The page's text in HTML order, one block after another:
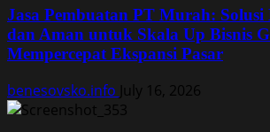
Jasa Pembuatan PT Murah: Solusi
dan Aman untuk Skala Up Bisnis
Mempercepat Ekspansi Pasar
benesovsko.info July 16, 2026